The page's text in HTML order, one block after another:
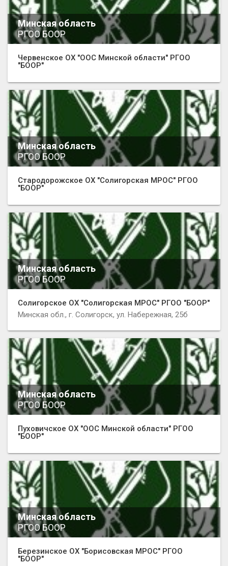
Минская область
РГОО БООР
Червенское ОХ "ООС Минской области" РГОО
"БООР"
Минская область
РГОО БООР
Стародорожское ОХ "Солигорская МРОС" РГОО
"БООР"
Минская область
РГОО БООР
Солигорское ОХ "Солигорская МРОС" РГОО "БООР"
Минская обл., г. Солигорск, ул. Набережная, 25б
Минская область
РГОО БООР
Пуховичское ОХ "ООС Минской области" РГОО
"БООР"
Минская область
РГОО БООР
Березинское ОХ "Борисовская МРОС" РГОО
"БООР"